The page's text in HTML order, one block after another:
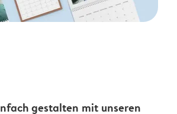
gestalten mit unseren